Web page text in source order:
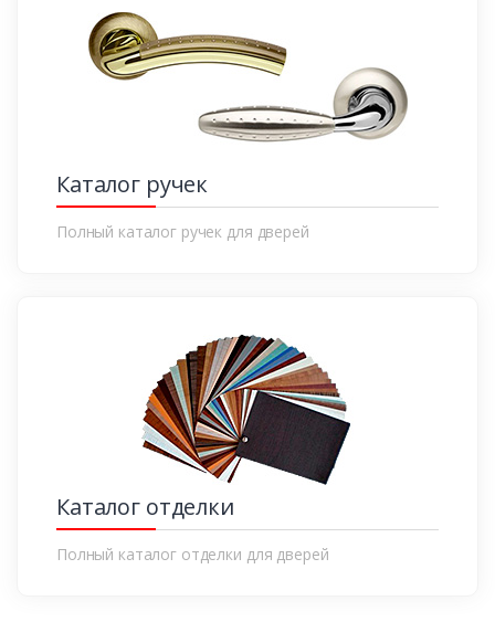
Каталог ручек
Полный каталог ручек для дверей
Каталог отделки
Полный каталог отделки для дверей